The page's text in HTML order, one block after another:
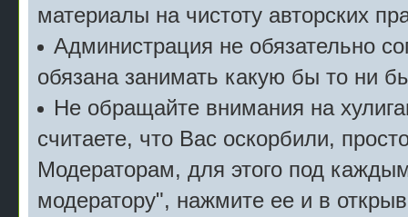
материалы на чистоту авторских
Администрация не обязательно
обязана занимать какую бы то ни
Не обращайте внимания на
считаете, что Вас оскорбили,
Модераторам, для этого под
модератору", нажмите ее и в